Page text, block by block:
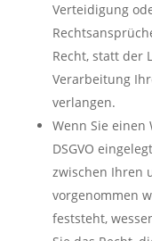
Verteidigung
Recht, statt der
Verarbeitung
verlangen.
Wenn Sie einen
DSGVO
zwischen Ihren
vorgenommen
feststeht,